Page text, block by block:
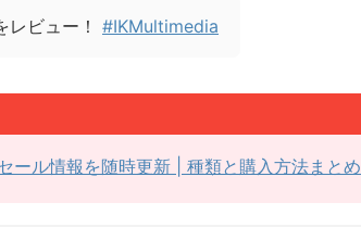
レビュー！ #IKMultimedia
ール情報を随時更新 | 種類と購入方法まとめ